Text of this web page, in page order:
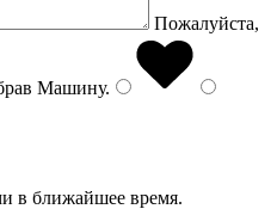
Пожалуйста,
Машину.
в ближайшее время.